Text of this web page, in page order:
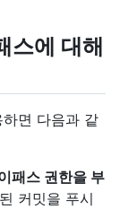
스에 대해
면 다음과 같
패스 권한을 부
커밋을 푸시